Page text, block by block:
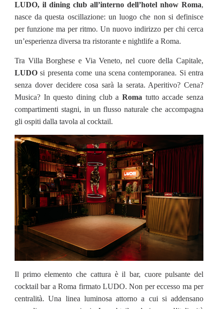
LUDO, il dining club all’interno dell’hotel nhow Roma,
nasce da questa oscillazione: un luogo che non si definisce
per funzione ma per ritmo. Un nuovo indirizzo per chi cerca
un’esperienza diversa tra ristorante e nightlife a Roma.
Tra Villa Borghese e Via Veneto, nel cuore della Capitale,
LUDO si presenta come una scena contemporanea. Si entra
senza dover decidere cosa sarà la serata. Aperitivo? Cena?
Musica? In questo dining club a Roma tutto accade senza
compartimenti stagni, in un flusso naturale che accompagna
gli ospiti dalla tavola al cocktail.
Il primo elemento che cattura è il bar, cuore pulsante del
cocktail bar a Roma firmato LUDO. Non per eccesso ma per
centralità. Una linea luminosa attorno a cui si addensano